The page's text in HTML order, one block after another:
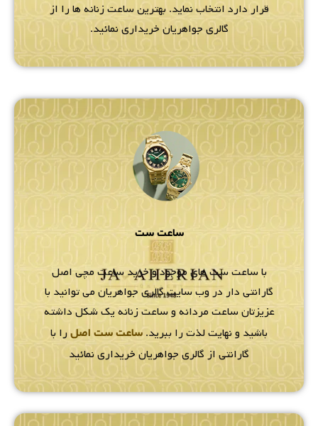
قرار دارد انتخاب نماید. بهترین ساعت زنانه ها را از
گالری جواهریان خریداری نمائید.
ساعت ست
با ساعت ست های موجود و خرید ساعت مچی اصل
گارانتی دار در وب سایت گالری جواهریان می توانید با
عزیزتان ساعت مردانه و ساعت زنانه یک شکل داشته
باشید و نهایت لذت را ببرید.ساعت ست اصلرا با
گارانتی از گالری جواهریان خریداری نمائید